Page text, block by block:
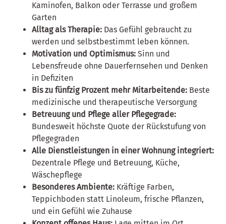
Kaminofen, Balkon oder Terrasse und großem
Garten
Alltag als Therapie: Das Gefühl gebraucht zu
werden und selbstbestimmt leben können.
Motivation und Optimismus: Sinn und
Lebensfreude ohne Dauerfernsehen und Denken
in Defiziten
Bis zu fünfzig Prozent mehr Mitarbeitende: Beste
medizinische und therapeutische Versorgung
Betreuung und Pflege aller Pflegegrade:
Bundesweit höchste Quote der Rückstufung von
Pflegegraden
Alle Dienstleistungen in einer Wohnung integriert:
Dezentrale Pflege und Betreuung, Küche,
Wäschepflege
Besonderes Ambiente: Kräftige Farben,
Teppichboden statt Linoleum, frische Pflanzen,
und ein Gefühl wie Zuhause